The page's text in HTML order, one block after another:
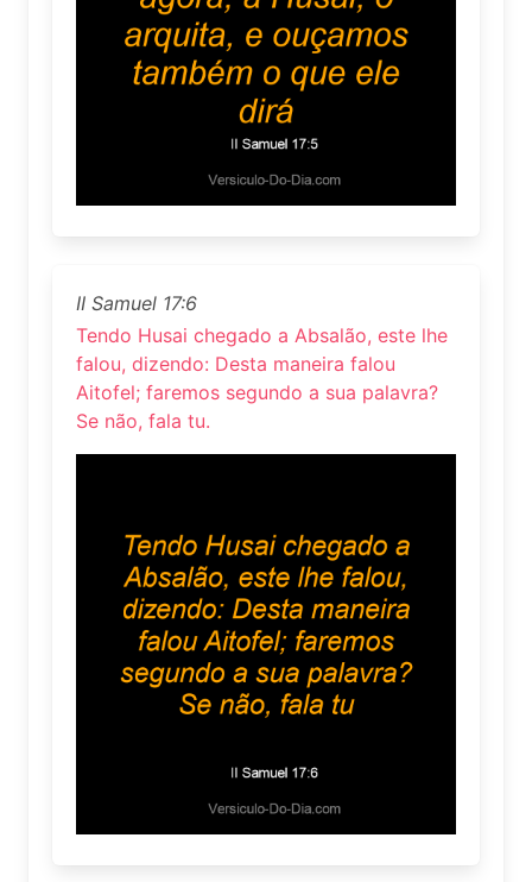
II Samuel 17:6
Tendo Husai chegado a Absalão, este lhe
falou, dizendo: Desta maneira falou
Aitofel; faremos segundo a sua palavra?
Se não, fala tu.